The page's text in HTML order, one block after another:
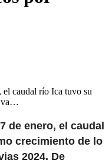
el caudal río Ica tuvo su
va…
de enero, el caudal
crecimiento de lo
2024. De